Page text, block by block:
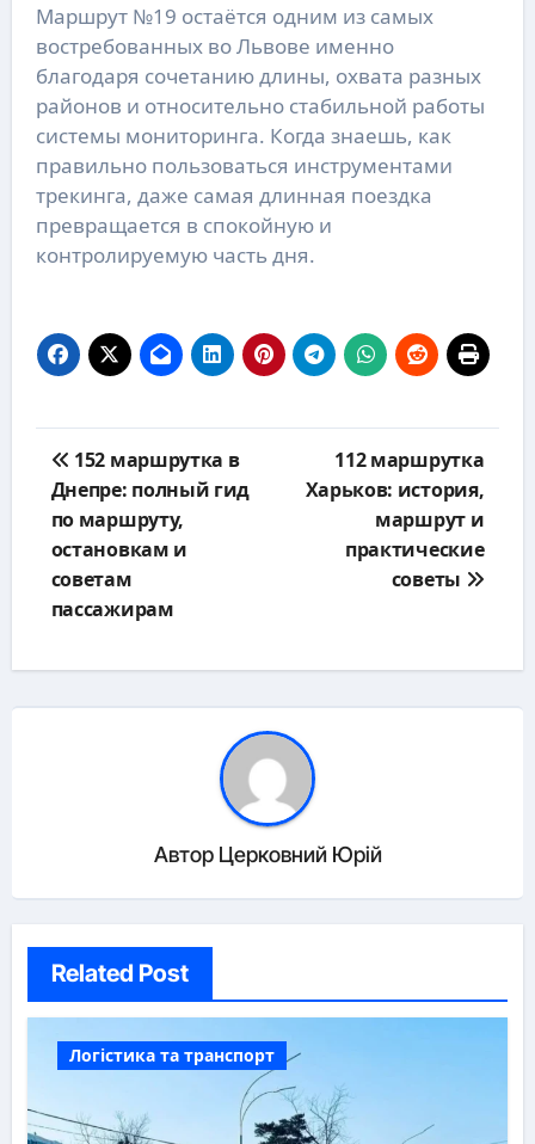
Маршрут №19 остаётся одним из самых
востребованных во Львове именно
благодаря сочетанию длины, охвата разных
районов и относительно стабильной работы
системы мониторинга. Когда знаешь, как
правильно пользоваться инструментами
трекинга, даже самая длинная поездка
превращается в спокойную и
контролируемую часть дня.
по
записям
152 маршрутка в
Днепре: полный гид
по маршруту,
остановкам и
советам
пассажирам
112 маршрутка
Харьков: история,
маршрут и
практические
советы
Автор Церковний Юрій
Related Post
Логістика та транспорт